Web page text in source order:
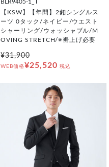
BLR9405-1_T
【KSW】【年間】2釦シングルス
ーツ 0タック/ネイビー/ウエスト
シャーリング/ウォッシャブル/M
OVING STRETCH/※裾上げ必要
¥31,900
WEB価格¥25,520 税込